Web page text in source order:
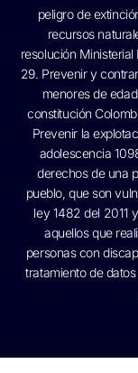
peligro de
recursos
resolución
29. Prevenir y
menores de
constitución
Prevenir la
adolescencia
derechos de una
pueblo, que son
ley 1482 del 2011
aquellos que
personas con
tratamiento de